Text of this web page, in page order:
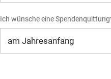
Ich wünsche eine